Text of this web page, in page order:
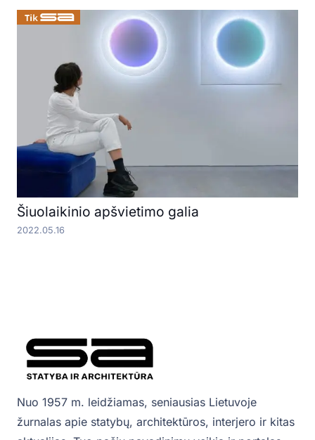
Šiuolaikinio apšvietimo galia
2022.05.16
Nuo 1957 m. leidžiamas, seniausias Lietuvoje
žurnalas apie statybų, architektūros, interjero ir kitas